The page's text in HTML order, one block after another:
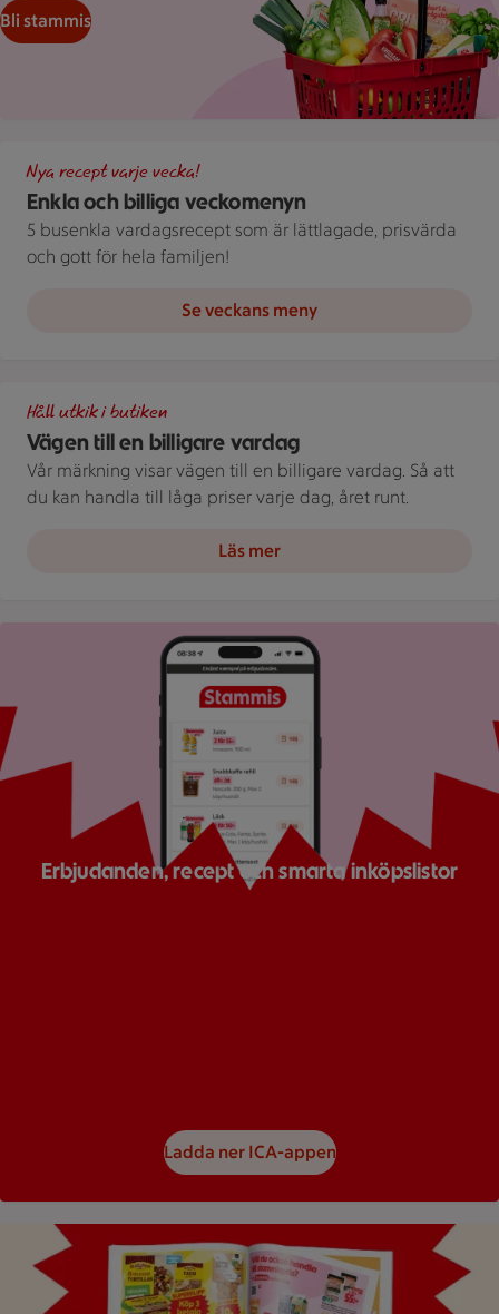
Bli stammis
Enkla och billiga veckomenyn
Nya recept varje vecka!
5 busenkla vardagsrecept som är lättlagade, prisvärda
och gott för hela familjen!
Se veckans meny
Vägen till en billigare vardag
Håll utkik i butiken
Vår märkning visar vägen till en billigare vardag. Så att
du kan handla till låga priser varje dag, året runt.
Läs mer
Bild på mobil som visar ICA appen
Erbjudanden, recept och smarta inköpslistor
Ladda ner ICA-appen
Bild på ett reklamblad